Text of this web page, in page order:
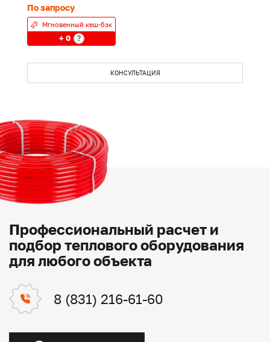
По запросу
Мгновенный кеш-бэк
+ 0 ?
КОНСУЛЬТАЦИЯ
Профессиональный расчет и
подбор теплового оборудования
для любого объекта
8 (831) 216-61-60